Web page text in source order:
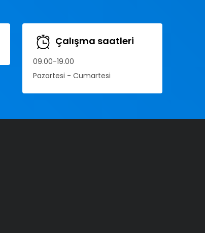
Çalışma saatleri
09.00-19.00
Pazartesi - Cumartesi